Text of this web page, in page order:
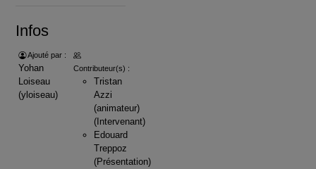
Infos
Ajouté par :
Yohan
Loiseau
(yloiseau)
Contributeur(s) :
Tristan
Azzi
(animateur)
(Intervenant)
Edouard
Treppoz
(Présentation)